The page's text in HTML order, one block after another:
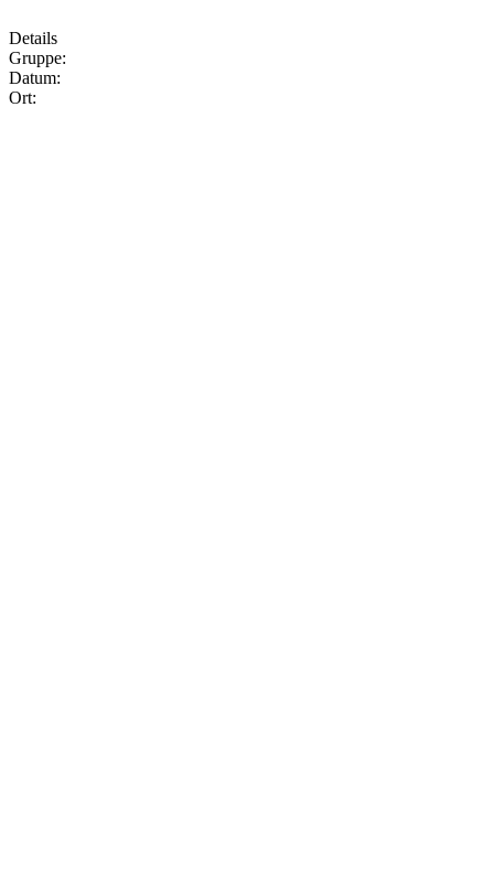
Details
Gruppe:
Datum:
Ort: